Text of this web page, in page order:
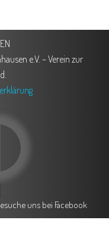
e.V. – Verein zur
uns bei Facebook